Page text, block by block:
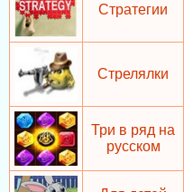
Стратегии
Стрелялки
Три в ряд на
русском